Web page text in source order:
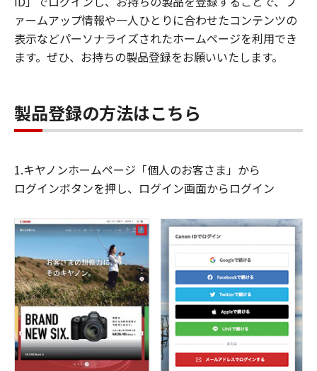
ァームアップ情報や一人ひとりに合わせたコンテンツの
表示などパーソナライズされたホームページを利用でき
ます。ぜひ、お持ちの製品登録をお願いいたします。
製品登録の方法はこちら
1.キヤノンホームページ「個人のお客さま」から
ログインボタンを押し、ログイン画面からログイン